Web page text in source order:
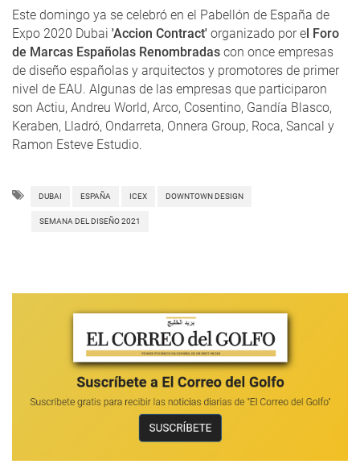
Este domingo ya se celebró en el Pabellón de España de
Expo 2020 Dubai 'Accion Contract' organizado por e l Foro
de Marcas Españolas Renombradas con once empresas
de diseño españolas y arquitectos y promotores de primer
nivel de EAU. Algunas de las empresas que participaron
son Actiu, Andreu World, Arco, Cosentino, Gandía Blasco,
Keraben, Lladró, Ondarreta, Onnera Group, Roca, Sancal y
Ramon Esteve Estudio.
DUBAI ESPAÑA ICEX DOWNTOWN DESIGN
SEMANA DEL DISEÑO 2021